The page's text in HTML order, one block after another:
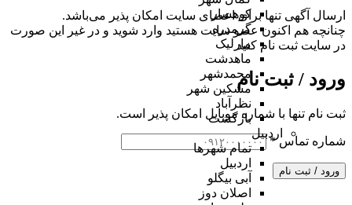
ارسال آگهی تنها برای اعضای سایت امکان پذیر می‌باشد.
چنانچه هم‌ اکنون عضو سایت هستید وارد شوید و در غیر این صورت
در سایت ثبت نام کنید
ورود / ثبت نام
ثبت نام تنها با شماره موبایل امکان پذیر است.
شماره تماس*
ورود / ثبت نام
کوهسار
گرمدره
مارلیک
ماهدشت
محمدشهر
مشکین شهر
نظرآباد
بازگشت
اردبیل
تمام شهر‌ها
اردبیل
آبی بیگلو
اصلان دوز